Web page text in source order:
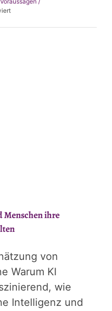
für
KI-
ihre
von
Warum KI
wie
Intelligenz und